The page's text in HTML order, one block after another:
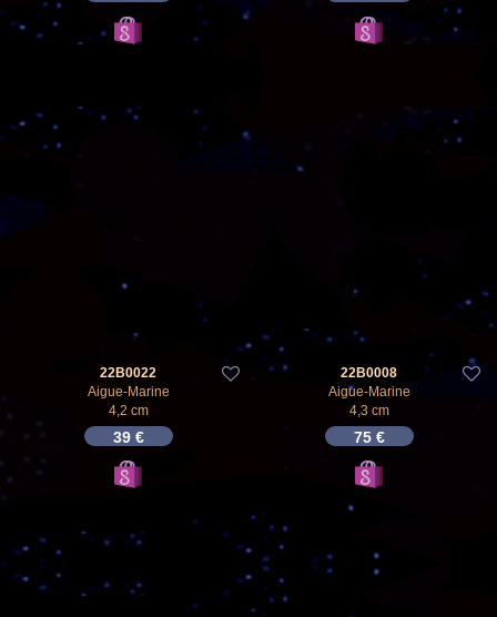
22B0022
Aigue-Marine
4,2 cm
39 €
22B0008
Aigue-Marine
4,3 cm
75 €